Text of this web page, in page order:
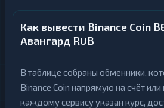
Как вывести Binance Coin
Авангард RUB
В таблице собраны обменники,
Binance Coin напрямую на счёт
каждому сервису указан курс,